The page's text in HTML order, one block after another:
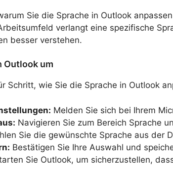
Sie die Sprache in Outlook
verlangt eine spezifische
besser verstehen.
Outlook um
Schritt, wie Sie die Sprache in Outlook
Melden Sie sich bei Ihrem
Navigieren Sie zum Bereich Sprache
Sie die gewünschte Sprache aus der
Bestätigen Sie Ihre Auswahl und
Sie Outlook, um sicherzustellen,